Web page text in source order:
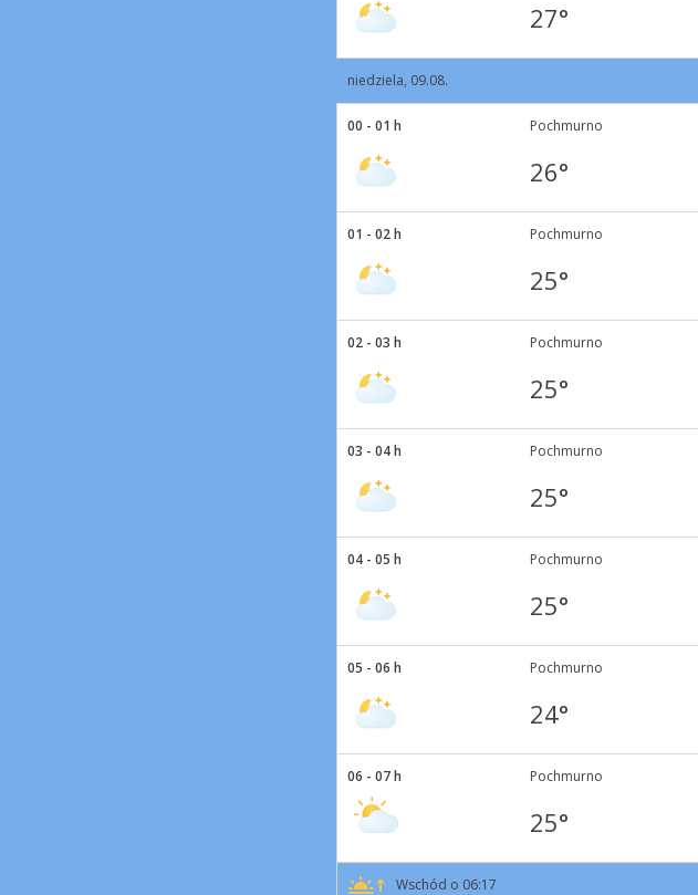
27°
niedziela, 09.08.
00 - 01 h Pochmurno
26°
01 - 02 h Pochmurno
25°
02 - 03 h Pochmurno
25°
03 - 04 h Pochmurno
25°
04 - 05 h Pochmurno
25°
05 - 06 h Pochmurno
24°
06 - 07 h Pochmurno
25°
Wschód o 06:17